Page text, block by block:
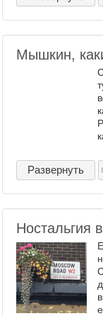
Мышкин,
Развернуть
Ностальгия